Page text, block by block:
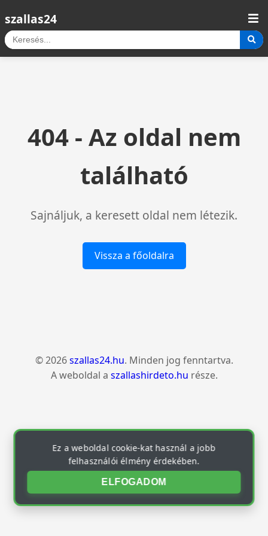
szallas24
404 - Az oldal nem
található
Sajnáljuk, a keresett oldal nem létezik.
Vissza a főoldalra
© 2026szallas24.hu. Minden jog fenntartva.
A weboldal a szallashirdeto.hu része.
Ez a weboldal cookie-kat használ a jobb
felhasználói élmény érdekében.
ELFOGADOM